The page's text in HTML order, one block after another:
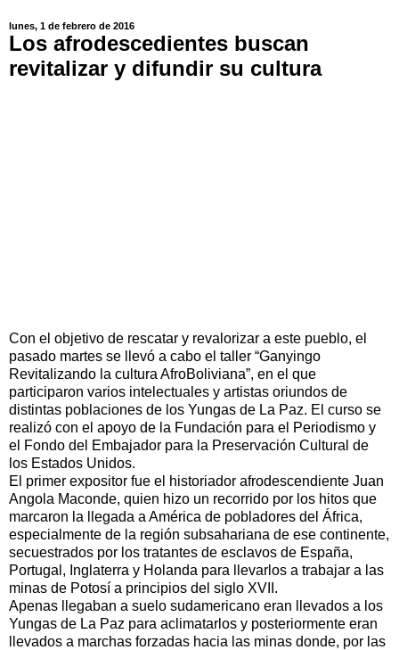
lunes, 1 de febrero de 2016
Los afrodescedientes buscan
revitalizar y difundir su cultura
Con el objetivo de rescatar y revalorizar a este pueblo, el
pasado martes se llevó a cabo el taller “Ganyingo
Revitalizando la cultura AfroBoliviana”, en el que
participaron varios intelectuales y artistas oriundos de
distintas poblaciones de los Yungas de La Paz. El curso se
realizó con el apoyo de la Fundación para el Periodismo y
el Fondo del Embajador para la Preservación Cultural de
los Estados Unidos.
El primer expositor fue el historiador afrodescendiente Juan
Angola Maconde, quien hizo un recorrido por los hitos que
marcaron la llegada a América de pobladores del África,
especialmente de la región subsahariana de ese continente,
secuestrados por los tratantes de esclavos de España,
Portugal, Inglaterra y Holanda para llevarlos a trabajar a las
minas de Potosí a principios del siglo XVII.
Apenas llegaban a suelo sudamericano eran llevados a los
Yungas de La Paz para aclimatarlos y posteriormente eran
llevados a marchas forzadas hacia las minas donde, por las